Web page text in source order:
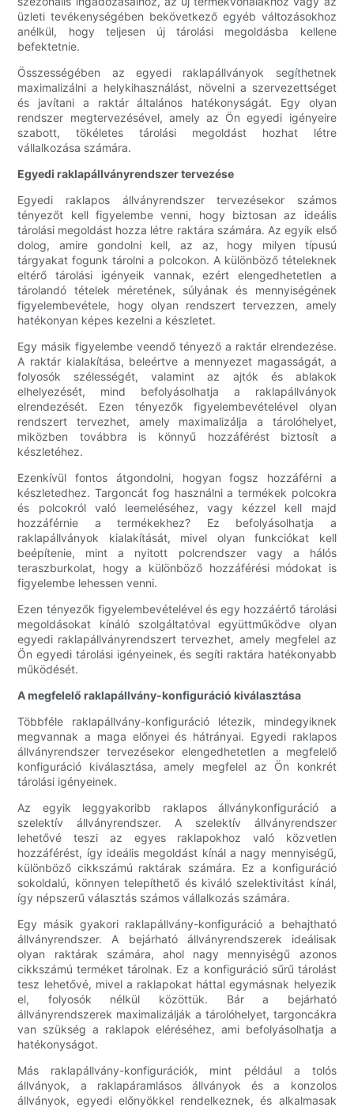
üzleti tevékenységében bekövetkező egyéb változásokhoz
anélkül, hogy teljesen új tárolási megoldásba kellene
befektetnie.
Összességében az egyedi raklapállványok segíthetnek
maximalizálni a helykihasználást, növelni a szervezettséget
és javítani a raktár általános hatékonyságát. Egy olyan
rendszer megtervezésével, amely az Ön egyedi igényeire
szabott, tökéletes tárolási megoldást hozhat létre
vállalkozása számára.
Egyedi raklapállványrendszer tervezése
Egyedi raklapos állványrendszer tervezésekor számos
tényezőt kell figyelembe venni, hogy biztosan az ideális
tárolási megoldást hozza létre raktára számára. Az egyik első
dolog, amire gondolni kell, az az, hogy milyen típusú
tárgyakat fogunk tárolni a polcokon. A különböző tételeknek
eltérő tárolási igényeik vannak, ezért elengedhetetlen a
tárolandó tételek méretének, súlyának és mennyiségének
figyelembevétele, hogy olyan rendszert tervezzen, amely
hatékonyan képes kezelni a készletet.
Egy másik figyelembe veendő tényező a raktár elrendezése.
A raktár kialakítása, beleértve a mennyezet magasságát, a
folyosók szélességét, valamint az ajtók és ablakok
elhelyezését, mind befolyásolhatja a raklapállványok
elrendezését. Ezen tényezők figyelembevételével olyan
rendszert tervezhet, amely maximalizálja a tárolóhelyet,
miközben továbbra is könnyű hozzáférést biztosít a
készletéhez.
Ezenkívül fontos átgondolni, hogyan fogsz hozzáférni a
készletedhez. Targoncát fog használni a termékek polcokra
és polcokról való leemeléséhez, vagy kézzel kell majd
hozzáférnie a termékekhez? Ez befolyásolhatja a
raklapállványok kialakítását, mivel olyan funkciókat kell
beépítenie, mint a nyitott polcrendszer vagy a hálós
teraszburkolat, hogy a különböző hozzáférési módokat is
figyelembe lehessen venni.
Ezen tényezők figyelembevételével és egy hozzáértő tárolási
megoldásokat kínáló szolgáltatóval együttműködve olyan
egyedi raklapállványrendszert tervezhet, amely megfelel az
Ön egyedi tárolási igényeinek, és segíti raktára hatékonyabb
működését.
A megfelelő raklapállvány-konfiguráció kiválasztása
Többféle raklapállvány-konfiguráció létezik, mindegyiknek
megvannak a maga előnyei és hátrányai. Egyedi raklapos
állványrendszer tervezésekor elengedhetetlen a megfelelő
konfiguráció kiválasztása, amely megfelel az Ön konkrét
tárolási igényeinek.
Az egyik leggyakoribb raklapos állványkonfiguráció a
szelektív állványrendszer. A szelektív állványrendszer
lehetővé teszi az egyes raklapokhoz való közvetlen
hozzáférést, így ideális megoldást kínál a nagy mennyiségű,
különböző cikkszámú raktárak számára. Ez a konfiguráció
sokoldalú, könnyen telepíthető és kiváló szelektivitást kínál,
így népszerű választás számos vállalkozás számára.
Egy másik gyakori raklapállvány-konfiguráció a behajtható
állványrendszer. A bejárható állványrendszerek ideálisak
olyan raktárak számára, ahol nagy mennyiségű azonos
cikkszámú terméket tárolnak. Ez a konfiguráció sűrű tárolást
tesz lehetővé, mivel a raklapokat háttal egymásnak helyezik
el, folyosók nélkül közöttük. Bár a bejárható
állványrendszerek maximalizálják a tárolóhelyet, targoncákra
van szükség a raklapok eléréséhez, ami befolyásolhatja a
hatékonyságot.
Más raklapállvány-konfigurációk, mint például a tolós
állványok, a raklapáramlásos állványok és a konzolos
állványok, egyedi előnyökkel rendelkeznek, és alkalmasak